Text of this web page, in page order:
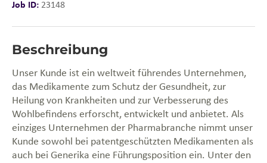
Job ID: 23148
Beschreibung
Unser Kunde ist ein weltweit führendes Unternehmen,
das Medikamente zum Schutz der Gesundheit, zur
Heilung von Krankheiten und zur Verbesserung des
Wohlbefindens erforscht, entwickelt und anbietet. Als
einziges Unternehmen der Pharmabranche nimmt unser
Kunde sowohl bei patentgeschützten Medikamenten als
auch bei Generika eine Führungsposition ein. Unter den